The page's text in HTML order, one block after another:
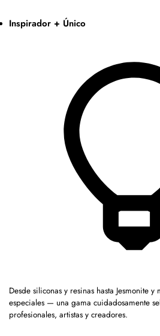
Inspirador + Único
Desde siliconas y resinas hasta Jesmonite
especiales — una gama cuidadosamente
profesionales, artistas y creadores.